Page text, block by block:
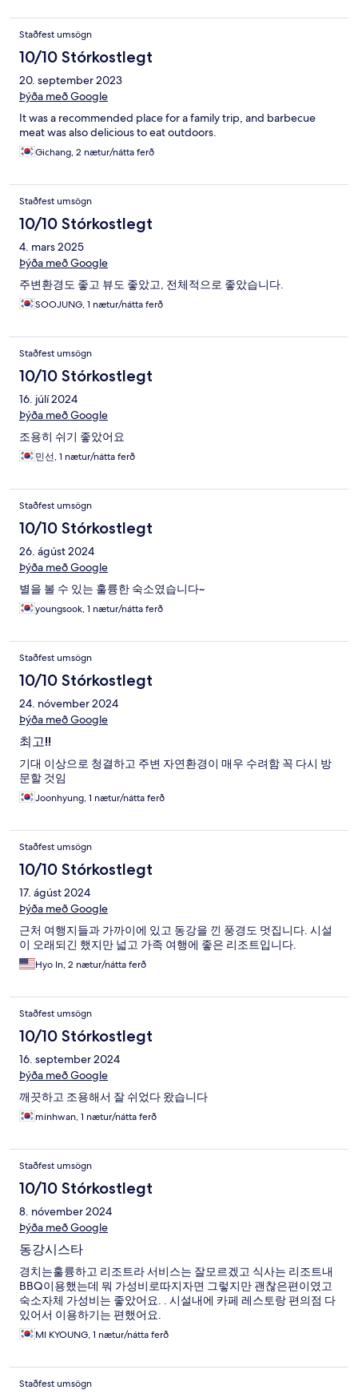
Staðfest umsögn
10/10 Stórkostlegt
20. september 2023
Þýða með Google
It was a recommended place for a family trip, and barbecue
meat was also delicious to eat outdoors.
Gichang, 2 nætur/nátta ferð
Staðfest umsögn
10/10 Stórkostlegt
4. mars 2025
Þýða með Google
주변환경도 좋고 뷰도 좋았고, 전체적으로 좋았습니다.
SOOJUNG, 1 nætur/nátta ferð
Staðfest umsögn
10/10 Stórkostlegt
16. júlí 2024
Þýða með Google
조용히 쉬기 좋았어요
민선, 1 nætur/nátta ferð
Staðfest umsögn
10/10 Stórkostlegt
26. ágúst 2024
Þýða með Google
별을 볼 수 있는 훌륭한 숙소였습니다~
youngsook, 1 nætur/nátta ferð
Staðfest umsögn
10/10 Stórkostlegt
24. nóvember 2024
Þýða með Google
최고!!
기대 이상으로 청결하고 주변 자연환경이 매우 수려함 꼭 다시 방
문할 것임
Joonhyung, 1 nætur/nátta ferð
Staðfest umsögn
10/10 Stórkostlegt
17. ágúst 2024
Þýða með Google
근처 여행지들과 가까이에 있고 동강을 낀 풍경도 멋집니다. 시설
이 오래되긴 했지만 넓고 가족 여행에 좋은 리조트입니다.
Hyo In, 2 nætur/nátta ferð
Staðfest umsögn
10/10 Stórkostlegt
16. september 2024
Þýða með Google
깨끗하고 조용해서 잘 쉬었다 왔습니다
minhwan, 1 nætur/nátta ferð
Staðfest umsögn
10/10 Stórkostlegt
8. nóvember 2024
Þýða með Google
동강시스타
경치는훌륭하고 리조트라 서비스는 잘모르겠고 식사는 리조트내
BBQ이용했는데 뭐 가성비로따지자면 그렇지만 괜찮은편이였고
숙소자체 가성비는 좋았어요. . 시설내에 카페 레스토랑 편의점 다
있어서 이용하기는 편했어요.
MI KYOUNG, 1 nætur/nátta ferð
Staðfest umsögn